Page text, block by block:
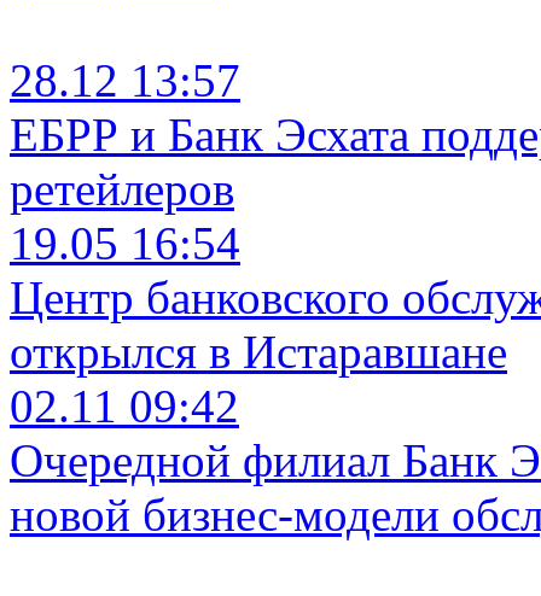
28.12 13:57
ЕБРР и Банк Эсхата
ретейлеров
19.05 16:54
Центр банковского
открылся в Истаравшане
02.11 09:42
Очередной филиал Банк
новой бизнес-модели